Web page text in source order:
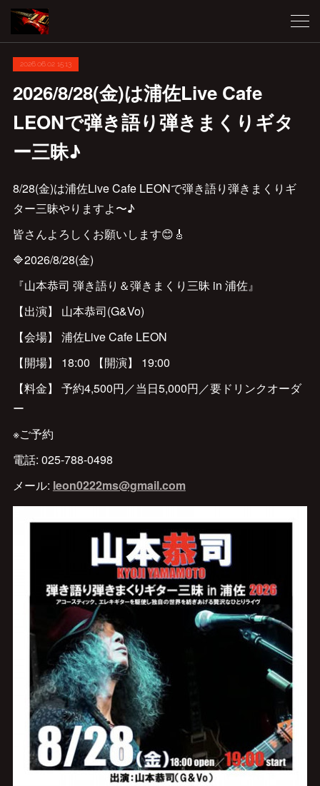
2026.06.02 15:13
2026/8/28(金)は浦佐Live Cafe
LEONで弾き語り弾きまくりギタ
ー三昧♪
8/28(金)は浦佐Live Cafe LEONで弾き語り弾きまくりギ
ター三昧やりますよ〜♪
皆さんよろしくお願いします😊🎸
🔷2026/8/28(金)
『山本恭司 弾き語り＆弾きまくり三昧 in 浦佐』
【出演】 山本恭司(G&Vo)
【会場】 浦佐Live Cafe LEON
【開場】 18:00 【開演】 19:00
【料金】 予約4,500円／当日5,000円／要ドリンクオーダ
ー
※ご予約
電話: 025-788-0498
メール: leon0222ms@gmail.com